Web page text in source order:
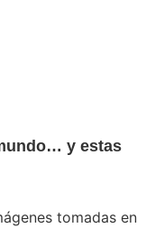
y estas
tomadas en